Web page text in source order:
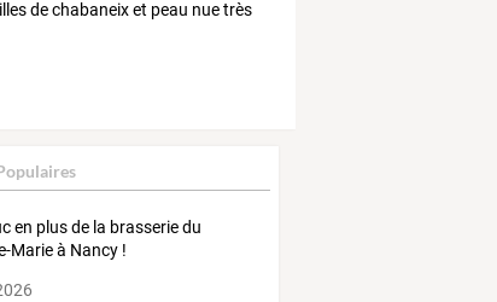
de chabaneix et peau nue très
en plus de la brasserie du
Marie à Nancy !